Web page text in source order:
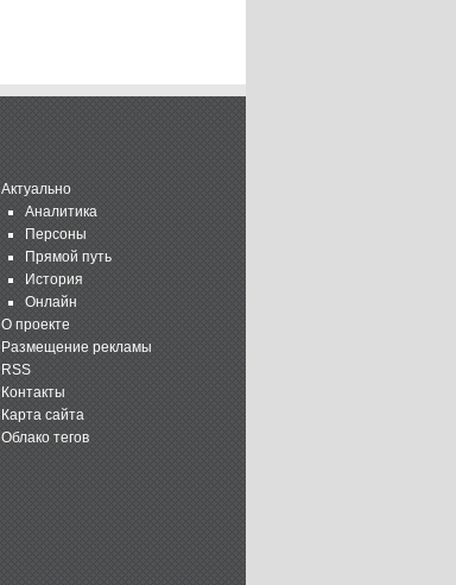
Актуально
Аналитика
Персоны
Прямой путь
История
Онлайн
О проекте
Размещение рекламы
RSS
Контакты
Карта сайта
Облако тегов